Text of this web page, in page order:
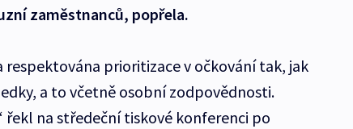
zaměstnanců, popřela.
respektována prioritizace v očkování tak, jak
a to včetně osobní zodpovědnosti.
řekl na středeční tiskové konferenci po